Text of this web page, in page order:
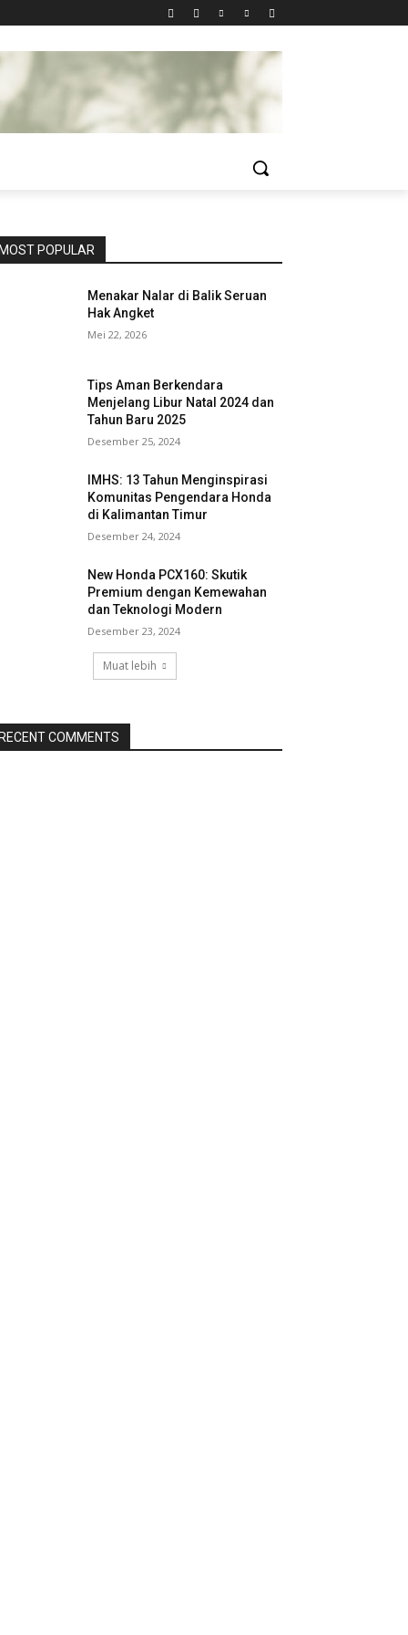
POPULAR
Menakar Nalar di Balik Seruan
Hak Angket
Mei 22, 2026
Tips Aman Berkendara
Menjelang Libur Natal 2024 dan
Tahun Baru 2025
Desember 25, 2024
IMHS: 13 Tahun Menginspirasi
Komunitas Pengendara Honda
di Kalimantan Timur
Desember 24, 2024
New Honda PCX160: Skutik
Premium dengan Kemewahan
dan Teknologi Modern
Desember 23, 2024
Muat lebih
COMMENTS